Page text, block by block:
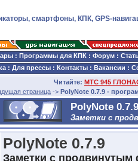
смартфоны, КПК, GPS-
: Программы для КПК : Форум :
: Для прессы : Контакты : Вакансии :
Читайте: МТС 945
страница -> PolyNote 0.7.9 -
PolyNote 0.7.9
Заметки с
PolyNote 0.7.9
Заметки с